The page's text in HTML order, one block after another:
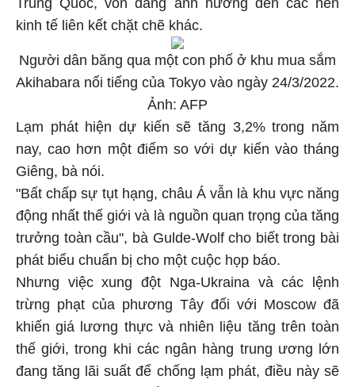
Trung Quốc, vốn đang ảnh hưởng đến các nền
kinh tế liên kết chặt chẽ khác.
Người dân băng qua một con phố ở khu mua sắm
Akihabara nổi tiếng của Tokyo vào ngày 24/3/2022.
Ảnh: AFP
Lạm phát hiện dự kiến ​​sẽ tăng 3,2% trong năm
nay, cao hơn một điểm so với dự kiến ​​vào tháng
Giêng, bà nói.
"Bất chấp sự tụt hạng, châu Á vẫn là khu vực năng
động nhất thế giới và là nguồn quan trọng của tăng
trưởng toàn cầu", bà Gulde-Wolf cho biết trong bài
phát biểu chuẩn bị cho một cuộc họp báo.
Nhưng việc xung đột Nga-Ukraina và các lệnh
trừng phạt của phương Tây đối với Moscow đã
khiến giá lương thực và nhiên liệu tăng trên toàn
thế giới, trong khi các ngân hàng trung ương lớn
đang tăng lãi suất để chống lạm phát, điều này sẽ